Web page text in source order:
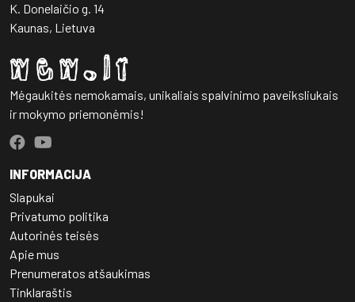
K. Donelaičio g. 14
Kaunas, Lietuva
Mėgaukitės nemokamais, unikaliais spalvinimo paveiksliukais
ir mokymo priemonėmis!
INFORMACIJA
Slapukai
Privatumo politika
Autorinės teisės
Apie mus
Prenumeratos atšaukimas
Tinklaraštis